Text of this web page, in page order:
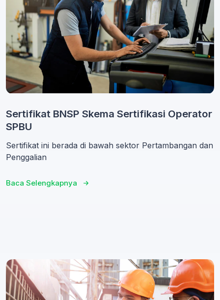
Sertifikat BNSP Skema Sertifikasi Operator
SPBU
Sertifikat ini berada di bawah sektor Pertambangan dan
Penggalian
Baca Selengkapnya